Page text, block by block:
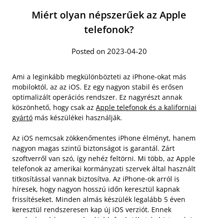
Miért olyan népszerűek az Apple
telefonok?
Posted on 2023-04-20
Ami a leginkább megkülönbözteti az iPhone-okat más
mobiloktól, az az iOS. Ez egy nagyon stabil és erősen
optimalizált operációs rendszer. Ez nagyrészt annak
köszönhető, hogy csak az Apple telefonok és a kaliforniai
gyártó más készülékei használják.
Az iOS nemcsak zökkenőmentes iPhone élményt, hanem
nagyon magas szintű biztonságot is garantál. Zárt
szoftverről van szó, így nehéz feltörni. Mi több, az Apple
telefonok az amerikai kormányzati szervek által használt
titkosítással vannak biztosítva. Az iPhone-ok arról is
híresek, hogy nagyon hosszú időn keresztül kapnak
frissítéseket. Minden almás készülék legalább 5 éven
keresztül rendszeresen kap új iOS verziót. Ennek